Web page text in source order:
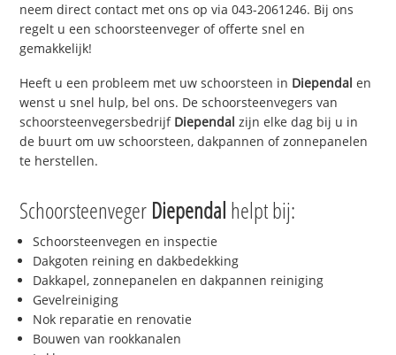
neem direct contact met ons op via 043-2061246. Bij ons
regelt u een schoorsteenveger of offerte snel en
gemakkelijk!
Heeft u een probleem met uw schoorsteen in Diependal en
wenst u snel hulp, bel ons. De schoorsteenvegers van
schoorsteenvegersbedrijf Diependal zijn elke dag bij u in
de buurt om uw schoorsteen, dakpannen of zonnepanelen
te herstellen.
Schoorsteenveger Diependal helpt bij:
Schoorsteenvegen en inspectie
Dakgoten reining en dakbedekking
Dakkapel, zonnepanelen en dakpannen reiniging
Gevelreiniging
Nok reparatie en renovatie
Bouwen van rookkanalen